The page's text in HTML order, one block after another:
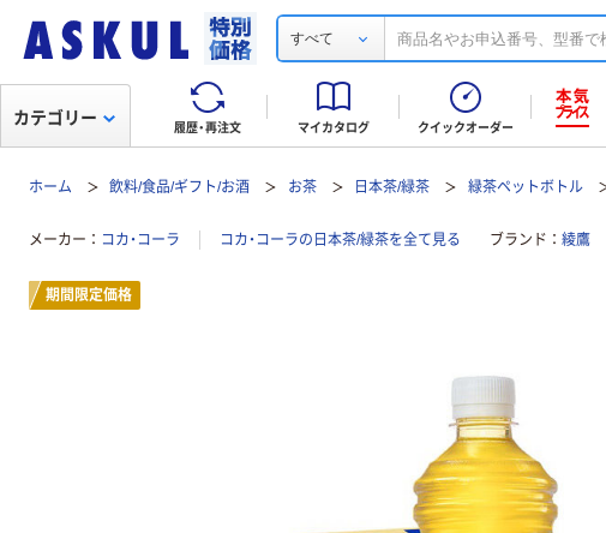
すべて
履歴・再注文 マイカタログ クイックオーダー
カテゴリー
ホーム 飲料/食品/ギフト/お酒 お茶 日本茶/緑茶 緑茶ペットボトル
メーカー コカ・コーラ コカ・コーラの日本茶/緑茶を全て見る ブランド 綾鷹
期間限定価格